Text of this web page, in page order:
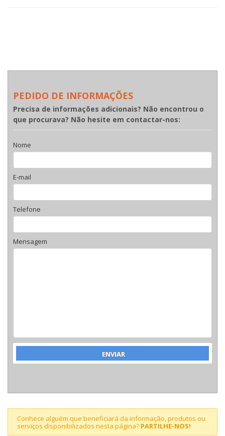
PEDIDO DE INFORMAÇÕES
Precisa de informações adicionais? Não encontrou o
que procurava? Não hesite em contactar-nos:
Nome
E-mail
Telefone
Mensagem
Conhece alguém que beneficiará da informação, produtos ou
serviços disponibilizados nesta página? PARTILHE-NOS!